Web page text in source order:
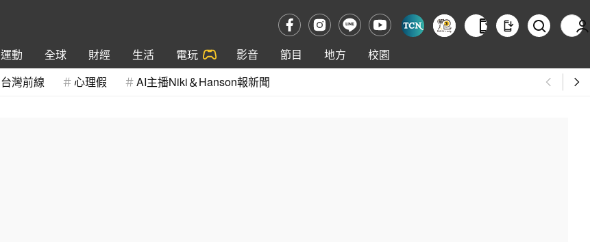
運動 全球 財經 生活 電玩 影音 節目 地方
校園
台灣前線 心理假 AI主播Niki＆Hanson報新聞